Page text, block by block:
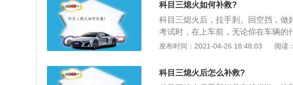
科目三熄火如何补救?
科目三熄火后，拉手刹、回空挡，做
考试时，在上车前，无论你在车辆的
驾驶室门前，先观察车前道路上是否
备好的身份证件，用双手递给考官，
驾校学员，我叫XXX，这是我的证件
发布时间：2021-04-26 18:48:03 阅读
科目三熄火后怎么补救?